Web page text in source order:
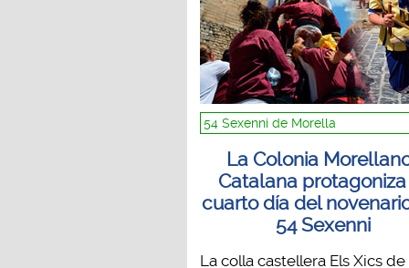
54 Sexenni de Morella
La Colonia
Catalana
cuarto día del
54 Sexenni
La colla castellera Els Xics de